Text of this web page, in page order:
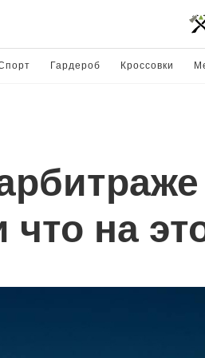
Гардероб Кроссовки
на